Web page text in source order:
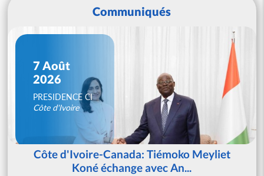
Communiqués
7 Août
2026
PRESIDENCE CI
Côte d'Ivoire
Côte d'Ivoire-Canada: Tiémoko Meyliet
Koné échange avec An...